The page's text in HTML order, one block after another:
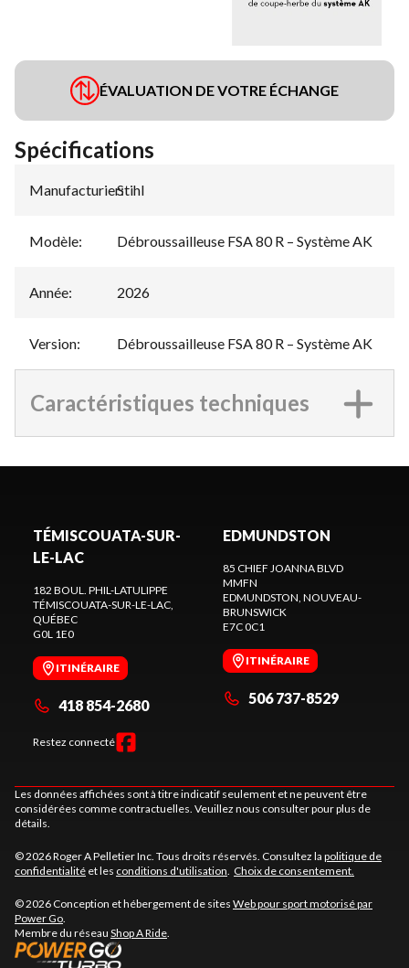
ÉVALUATION DE VOTRE ÉCHANGE
Spécifications
Manufacturier:
Stihl
Modèle: Débroussailleuse FSA 80 R – Système AK
Année: 2026
Version: Débroussailleuse FSA 80 R – Système AK
Caractéristiques techniques
TÉMISCOUATA-SUR-
LE-LAC
182 BOUL. PHIL-LATULIPPE
TÉMISCOUATA-SUR-LE-LAC,
QUÉBEC
G0L 1E0
ITINÉRAIRE
418 854-2680
Restez connecté
EDMUNDSTON
85 CHIEF JOANNA BLVD
MMFN
EDMUNDSTON, NOUVEAU-
BRUNSWICK
E7C 0C1
ITINÉRAIRE
506 737-8529
Les données affichées sont à titre indicatif seulement et ne peuvent être
considérées comme contractuelles. Veuillez nous consulter pour plus de
détails.
© 2026 Roger A Pelletier Inc. Tous droits réservés. Consultez la politique de
confidentialité et les conditions d'utilisation. Choix de consentement.
© 2026 Conception et hébergement de sites Web pour sport motorisé par
Power Go.
Membre du réseau Shop A Ride.